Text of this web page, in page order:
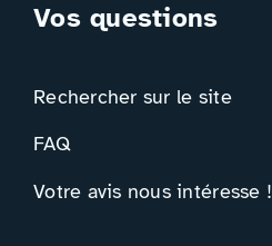
Vos questions
Rechercher sur le site
FAQ
Votre avis nous intéresse !